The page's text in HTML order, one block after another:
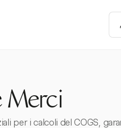
Merci
per i calcoli del COGS,